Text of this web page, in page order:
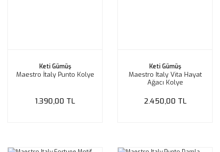
Keti Gümüş
Maestro İtaly Punto Kolye
1.390,00 TL
Keti Gümüş
Maestro Italy Vita Hayat
Ağacı Kolye
2.450,00 TL